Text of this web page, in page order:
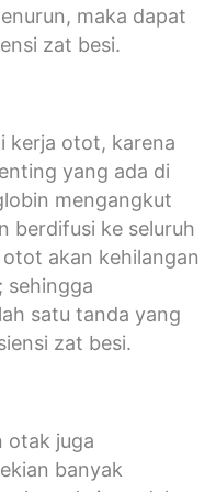
maka dapat
zat besi.
kerja otot, karena
yang ada di
mengangkut
berdifusi ke seluruh
akan kehilangan
sehingga
satu tanda yang
zat besi.
otak juga
banyak